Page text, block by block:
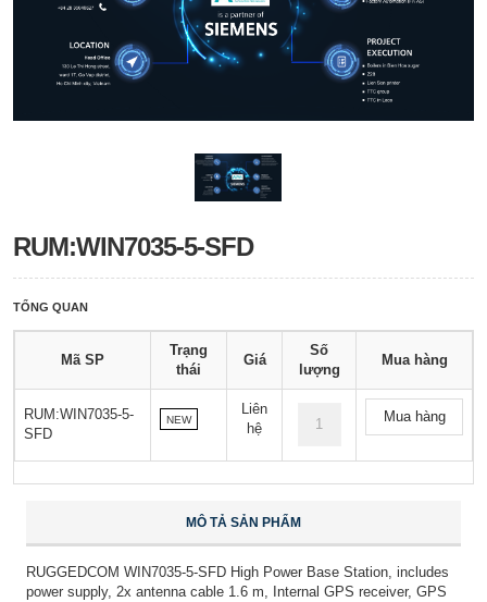
RUM:WIN7035-5-SFD
TỔNG QUAN
Mã SP
Trạng
thái
Giá
Số
lượng
Mua hàng
RUM:WIN7035-5-
SFD
NEW
Liên
hệ
Mua hàng
MÔ TẢ SẢN PHẨM
RUGGEDCOM WIN7035-5-SFD High Power Base Station, includes
power supply, 2x antenna cable 1.6 m, Internal GPS receiver, GPS